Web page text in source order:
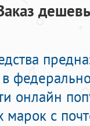
онлайн
с